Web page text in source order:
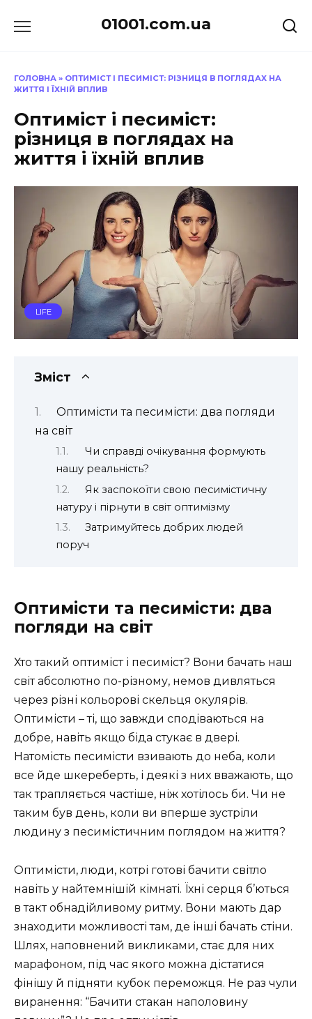
до
01001.com.ua
ГОЛОВНА » ОПТИМІСТ І ПЕСИМІСТ: РІЗНИЦЯ В ПОГЛЯДАХ НА
ЖИТТЯ І ЇХНІЙ ВПЛИВ
Оптиміст і песиміст:
різниця в поглядах на
життя і їхній вплив
LIFE
Зміст
Оптимісти та песимісти: два погляди
на світ
Чи справді очікування формують
нашу реальність?
Як заспокоїти свою песимістичну
натуру і пірнути в світ оптимізму
Затримуйтесь добрих людей
поруч
Оптимісти та песимісти: два
погляди на світ
Хто такий оптиміст і песиміст? Вони бачать наш
світ абсолютно по-різному, немов дивляться
через різні кольорові скельця окулярів.
Оптимісти – ті, що завжди сподіваються на
добре, навіть якщо біда стукає в двері.
Натомість песимісти взивають до неба, коли
все йде шкереберть, і деякі з них вважають, що
так трапляється частіше, ніж хотілось би. Чи не
таким був день, коли ви вперше зустріли
людину з песимістичним поглядом на життя?
Оптимісти, люди, котрі готові бачити світло
навіть у найтемнішій кімнаті. Їхні серця б’ються
в такт обнадійливому ритму. Вони мають дар
знаходити можливості там, де інші бачать стіни.
Шлях, наповнений викликами, стає для них
марафоном, під час якого можна дістатися
фінішу й підняти кубок переможця. Не раз чули
виранення: “Бачити стакан наполовину